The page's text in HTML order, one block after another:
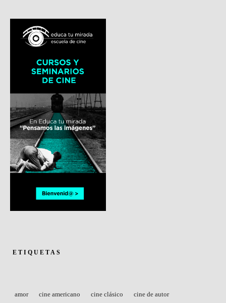
ETIQUETAS
amor cine americano cine clásico
cine de autor